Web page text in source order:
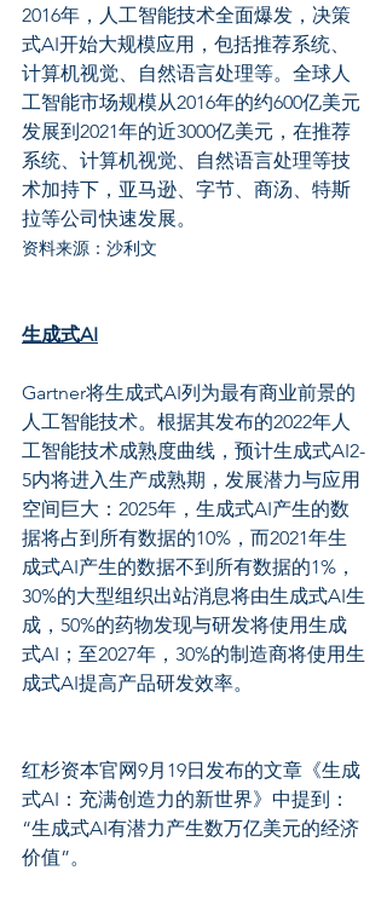
2016年，人工智能技术全面爆发，决策
式AI开始大规模应用，包括推荐系统、
计算机视觉、自然语言处理等。全球人
工智能市场规模从2016年的约600亿美元
发展到2021年的近3000亿美元，在推荐
系统、计算机视觉、自然语言处理等技
术加持下，亚马逊、字节、商汤、特斯
拉等公司快速发展。
资料来源：沙利文
生成式AI
Gartner将生成式AI列为最有商业前景的
人工智能技术。根据其发布的2022年人
工智能技术成熟度曲线，预计生成式AI2-
5内将进入生产成熟期，发展潜力与应用
空间巨大：2025年，生成式AI产生的数
据将占到所有数据的10%，而2021年生
成式AI产生的数据不到所有数据的1%，
30%的大型组织出站消息将由生成式AI生
成，50%的药物发现与研发将使用生成
式AI；至2027年，30%的制造商将使用生
成式AI提高产品研发效率。
红杉资本官网9月19日发布的文章《生成
式AI：充满创造力的新世界》中提到：
“生成式AI有潜力产生数万亿美元的经济
价值”。